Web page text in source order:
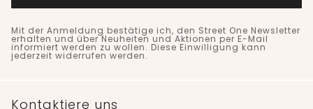
Mit der Anmeldung bestätige ich, den Street One Newsletter
erhalten und über Neuheiten und Aktionen per E-Mail
informiert werden zu wollen. Diese Einwilligung kann
jederzeit widerrufen werden.
Kontaktiere uns